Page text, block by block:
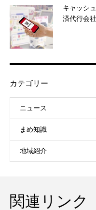
キャッシ
済代行会
カテゴリー
ニュース
まめ知識
地域紹介
関連リンク